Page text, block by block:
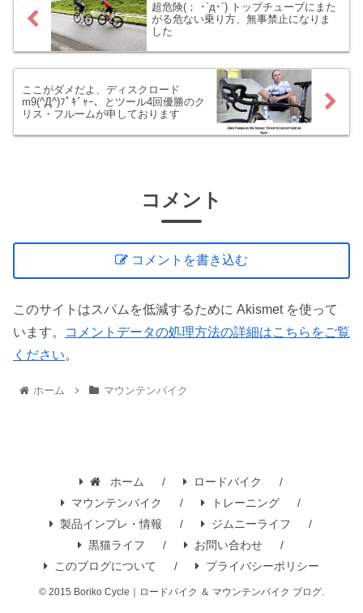
超危険(； ･`д･´) トップチューブにまた
がる危ない乗り方、無事禁止になりま
した
ここがダメだよ、ディスクロード
m9(^Д^)ﾌﾟｷﾞｬｰ、とツール4回優勝のク
リス・フルームが申しております
コメント
コメントを書き込む
このサイトはスパムを低減するために Akismet を使って
います。
コメントデータの処理方法の詳細はこちらをご覧
ください。
ホーム マウンテンバイク
ホーム
ロードバイク
マウンテンバイク
トレーニング
製品インプレ・情報
ジムニーライフ
黒猫ライフ
お問い合わせ
このブログについて
プライバシーポリシー
© 2015 Boriko Cycle｜ロードバイク ＆ マウンテンバイク ブログ.